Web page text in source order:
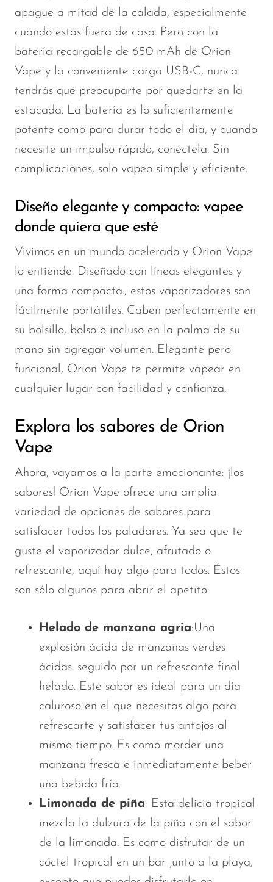
apague a mitad de la calada, especialmente
cuando estás fuera de casa. Pero con la
batería recargable de 650 mAh de Orion
Vape y la conveniente carga USB-C, nunca
tendrás que preocuparte por quedarte en la
estacada. La batería es lo suficientemente
potente como para durar todo el día, y cuando
necesite un impulso rápido, conéctela. Sin
complicaciones, solo vapeo simple y eficiente.
Diseño elegante y compacto: vapee
donde quiera que esté
Vivimos en un mundo acelerado y Orion Vape
lo entiende. Diseñado con líneas elegantes y
una forma compacta., estos vaporizadores son
fácilmente portátiles. Caben perfectamente en
su bolsillo, bolso o incluso en la palma de su
mano sin agregar volumen. Elegante pero
funcional, Orion Vape te permite vapear en
cualquier lugar con facilidad y confianza.
Explora los sabores de Orion
Vape
Ahora, vayamos a la parte emocionante: ¡los
sabores! Orion Vape ofrece una amplia
variedad de opciones de sabores para
satisfacer todos los paladares. Ya sea que te
guste el vaporizador dulce, afrutado o
refrescante, aquí hay algo para todos. Éstos
son sólo algunos para abrir el apetito:
Helado de manzana agria:Una
explosión ácida de manzanas verdes
ácidas. seguido por un refrescante final
helado. Este sabor es ideal para un día
caluroso en el que necesitas algo para
refrescarte y satisfacer tus antojos al
mismo tiempo. Es como morder una
manzana fresca e inmediatamente beber
una bebida fría.
Limonada de piña: Esta delicia tropical
mezcla la dulzura de la piña con el sabor
de la limonada. Es como disfrutar de un
cóctel tropical en un bar junto a la playa,